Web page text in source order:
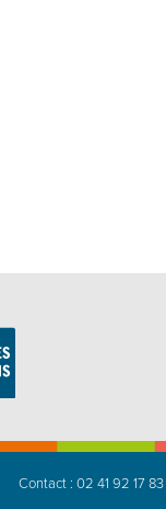
Contact :02 41 92 17 83